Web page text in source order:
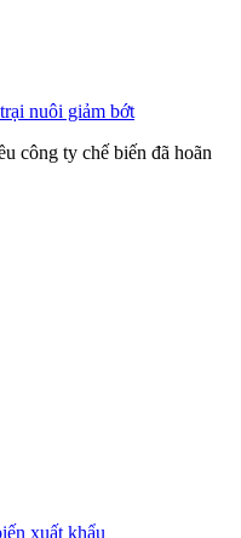
nuôi giảm bớt
công ty chế biến đã hoãn
xuất khẩu